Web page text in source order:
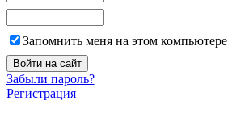
Запомнить меня на этом компьютере
Забыли пароль?
Регистрация